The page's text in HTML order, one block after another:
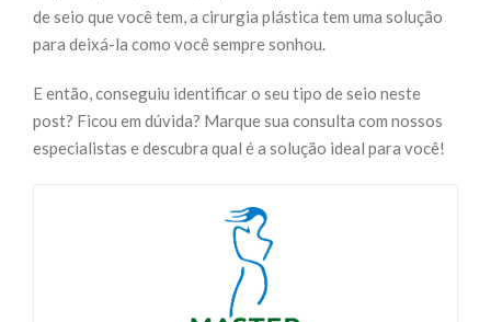
de seio que você tem, a cirurgia plástica tem uma solução
para deixá-la como você sempre sonhou.
E então, conseguiu identificar o seu tipo de seio neste
post? Ficou em dúvida? Marque sua consulta com nossos
especialistas e descubra qual é a solução ideal para você!